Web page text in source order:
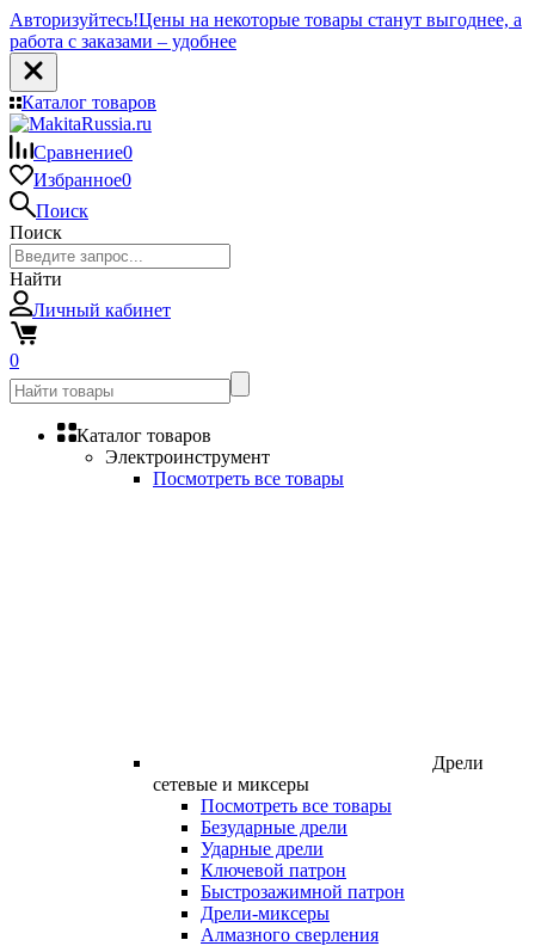
Авторизуйтесь!Цены на некоторые товары станут выгоднее, а
работа с заказами – удобнее
Каталог товаров
Сравнение0
Избранное0
Поиск
Поиск
Найти
Личный кабинет
0
Каталог товаров
Электроинструмент
Посмотреть все товары
Дрели
сетевые и миксеры
Посмотреть все товары
Безударные дрели
Ударные дрели
Ключевой патрон
Быстрозажимной патрон
Дрели-миксеры
Алмазного сверления